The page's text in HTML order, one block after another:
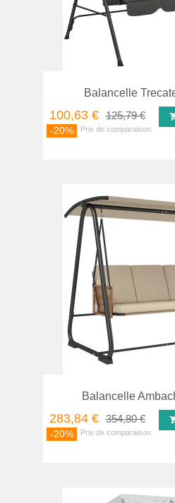
Balancelle
100,63 € 125,79 €
-20%
Balancelle
283,84 € 354,80 €
-20%